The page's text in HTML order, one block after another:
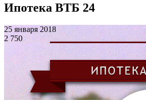
Ипотека ВТБ 24
25 января 2018
2 750